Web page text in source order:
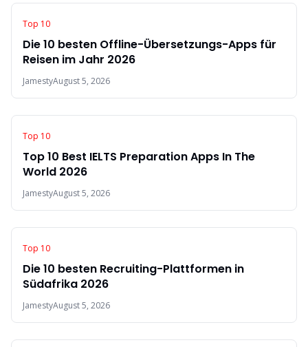
Top 10
Die 10 besten Offline-Übersetzungs-Apps für
Reisen im Jahr 2026
JamestyAugust 5, 2026
Top 10
Top 10 Best IELTS Preparation Apps In The
World 2026
JamestyAugust 5, 2026
Top 10
Die 10 besten Recruiting-Plattformen in
Südafrika 2026
JamestyAugust 5, 2026